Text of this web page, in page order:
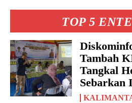
TOP 5
Tambah
Tangkal
Sebarkan